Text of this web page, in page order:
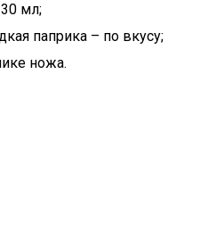
мл;
паприка – по вкусу;
ножа.